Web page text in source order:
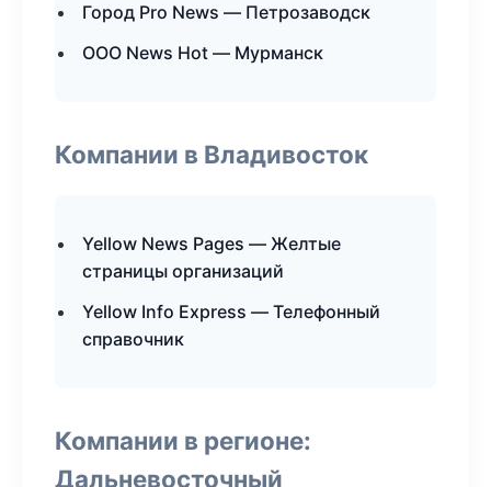
Город Pro News — Петрозаводск
ООО News Hot — Мурманск
Компании в Владивосток
Yellow News Pages — Желтые
страницы организаций
Yellow Info Express — Телефонный
справочник
Компании в регионе:
Дальневосточный